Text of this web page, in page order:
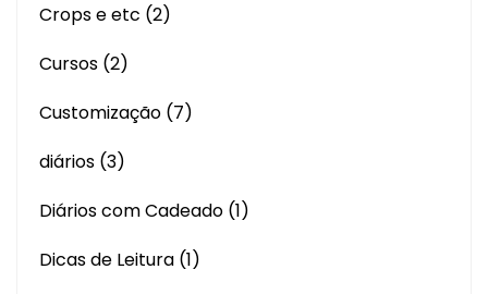
Crops e etc (2)
Cursos (2)
Customização (7)
diários (3)
Diários com Cadeado (1)
Dicas de Leitura (1)